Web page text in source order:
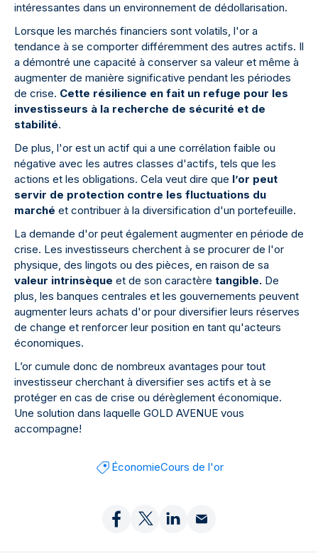
intéressantes dans un environnement de dédollarisation.
Lorsque les marchés financiers sont volatils, l'or a
tendance à se comporter différemment des autres actifs. Il
a démontré une capacité à conserver sa valeur et même à
augmenter de manière significative pendant les périodes
de crise. Cette résilience en fait un refuge pour les
investisseurs à la recherche de sécurité et de
stabilité.
De plus, l'or est un actif qui a une corrélation faible ou
négative avec les autres classes d'actifs, tels que les
actions et les obligations. Cela veut dire que l’or peut
servir de protection contre les fluctuations du
marché et contribuer à la diversification d'un portefeuille.
La demande d'or peut également augmenter en période de
crise. Les investisseurs cherchent à se procurer de l'or
physique, des lingots ou des pièces, en raison de sa
valeur intrinsèque et de son caractère tangible. De
plus, les banques centrales et les gouvernements peuvent
augmenter leurs achats d'or pour diversifier leurs réserves
de change et renforcer leur position en tant qu'acteurs
économiques.
L’or cumule donc de nombreux avantages pour tout
investisseur cherchant à diversifier ses actifs et à se
protéger en cas de crise ou dérèglement économique.
Une solution dans laquelle GOLD AVENUE vous
accompagne!
ÉconomieCours de l'or